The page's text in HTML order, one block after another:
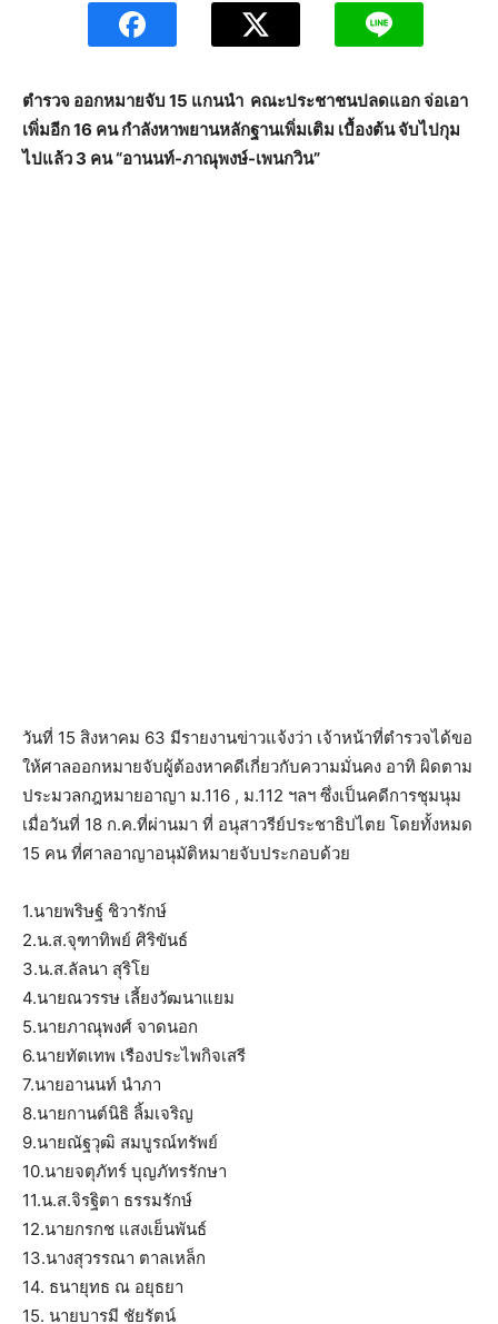
ตำรวจ ออกหมายจับ 15 แกนนำ คณะประชาชนปลดแอก จ่อเอา
เพิ่มอีก 16 คน กำลังหาพยานหลักฐานเพิ่มเติม เบื้องต้น จับไปกุม
ไปแล้ว 3 คน “อานนท์-ภาณุพงษ์-เพนกวิน”
วันที่ 15 สิงหาคม 63 มีรายงานข่าวแจ้งว่า เจ้าหน้าที่ตำรวจได้ขอ
ให้ศาลออกหมายจับผู้ต้องหาคดีเกี่ยวกับความมั่นคง อาทิ ผิดตาม
ประมวลกฎหมายอาญา ม.116 , ม.112 ฯลฯ ซึ่งเป็นคดีการชุมนุม
เมื่อวันที่ 18 ก.ค.ที่ผ่านมา ที่ อนุสาวรีย์ประชาธิปไตย โดยทั้งหมด
15 คน ที่ศาลอาญาอนุมัติหมายจับประกอบด้วย
1.นายพริษฐ์ ชิวารักษ์
2.น.ส.จุฑาทิพย์ ศิริขันธ์
3.น.ส.ลัลนา สุริโย
4.นายณวรรษ เลี้ยงวัฒนาแยม
5.นายภาณุพงศ์ จาดนอก
6.นายทัตเทพ เรืองประไพกิจเสรี
7.นายอานนท์ นำภา
8.นายกานต์นิธิ ลิ้มเจริญ
9.นายณัฐวุฒิ สมบูรณ์ทรัพย์
10.นายจตุภัทร์ บุญภัทรรักษา
11.น.ส.จิรฐิตา ธรรมรักษ์
12.นายกรกช แสงเย็นพันธ์
13.นางสุวรรณา ตาลเหล็ก
14. ธนายุทธ ณ อยุธยา
15. นายบารมี ชัยรัตน์